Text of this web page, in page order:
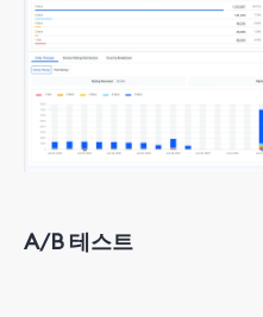
A/B 테스트